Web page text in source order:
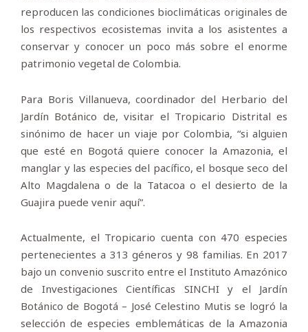
reproducen las condiciones bioclimáticas originales de
los respectivos ecosistemas invita a los asistentes a
conservar y conocer un poco más sobre el enorme
patrimonio vegetal de Colombia.
Para Boris Villanueva, coordinador del Herbario del
Jardín Botánico de, visitar el Tropicario Distrital es
sinónimo de hacer un viaje por Colombia, “si alguien
que esté en Bogotá quiere conocer la Amazonia, el
manglar y las especies del pacífico, el bosque seco del
Alto Magdalena o de la Tatacoa o el desierto de la
Guajira puede venir aquí”.
Actualmente, el Tropicario cuenta con 470 especies
pertenecientes a 313 géneros y 98 familias. En 2017
bajo un convenio suscrito entre el Instituto Amazónico
de Investigaciones Científicas SINCHI y el Jardín
Botánico de Bogotá – José Celestino Mutis se logró la
selección de especies emblemáticas de la Amazonia